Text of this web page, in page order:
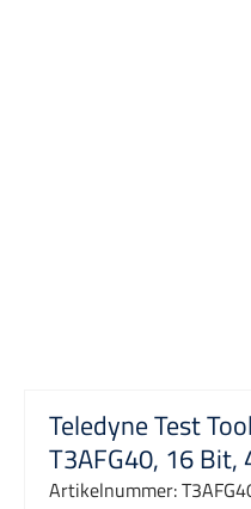
Teledyne Test
T3AFG40, 16 Bit,
Artikelnummer: